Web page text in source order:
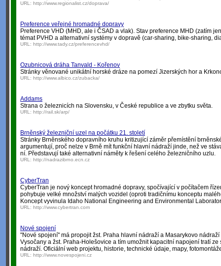
URL: http://www.regionalist.cz/doprava/
Preference veřejné hromadné dopravy
Preference VHD (MHD, ale i ČSAD a vlak). Stav preference MHD (zatím
témat PVHD a alternativní systémy v dopravě (car-sharing, bike-sharing,
URL: http://www.tady.cz/preferencevhd/
Ozubnicová dráha Tanvald - Kořenov
Stránky věnované unikátní horské dráze na pomezí Jizerských hor a
URL: http://www.albico.cz/zubacka/
Addams
Strana o železnicích na Slovensku, v České republice a ve zbytku světa.
URL: http://rail.sk/arp/
Brněnský železniční uzel na počátku 21. století
Stránky Brněnského dopravního kruhu kritizující záměr přemístění
argumentují, proč nelze v Brně mít funkční hlavní nádraží jinde, než ve
ní. Představují také alternativní náměty k řešení celého železničního uzlu.
URL: http://nadrazibrno.ecn.cz
CyberTran
CyberTran je nový koncept hromadné dopravy, spočívající v počítačem
pohybuje velké množství malých vozidel (oproti tradičnímu konceptu
Koncept vyvinula Idaho National Engineering and Environmental
URL: http://www.cybertran.com
Nové spojení
"Nové spojení" má propojit žst. Praha hlavní nádraží a Masarykovo
Vysočany a žst. Praha-Holešovice a tím umožnit kapacitní napojení tratí
nádraží. Oficiální web projektu, historie, technické údaje, mapy,
URL: http://www.novespojeni.cz